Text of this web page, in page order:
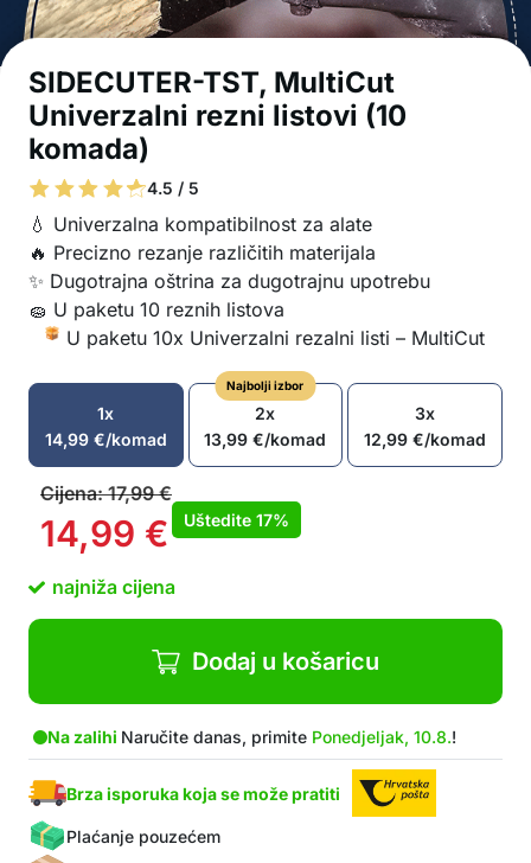
SIDECUTER-TST, MultiCut
Univerzalni rezni listovi (10
komada)
4.5 / 5
💧 Univerzalna kompatibilnost za alate
🔥 Precizno rezanje različitih materijala
✨ Dugotrajna oštrina za dugotrajnu upotrebu
🧽 U paketu 10 reznih listova
U paketu 10x Univerzalni rezalni listi – MultiCut
1x
14,99 €/komad
Najbolji izbor
2x
13,99€/komad
3x
12,99€/komad
Cijena:17,99€
14,99 € Uštedite 17%
najniža cijena
Dodaj u košaricu
Na zalihi Naručite danas, primite Ponedjeljak, 10.8.!
Brza isporuka koja se može pratiti
Plaćanje pouzećem